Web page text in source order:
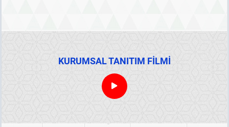
KURUMSAL TANITIM FİLMİ